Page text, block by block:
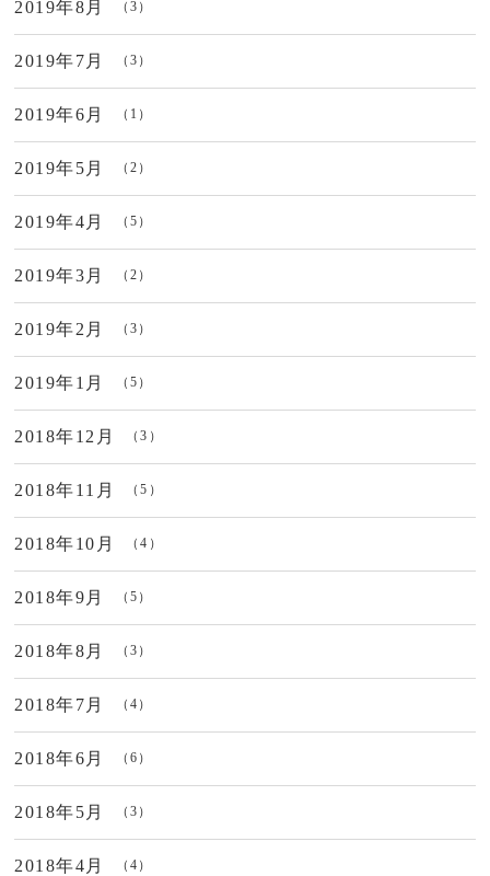
2019年8月 （3）
2019年7月 （3）
2019年6月 （1）
2019年5月 （2）
2019年4月 （5）
2019年3月 （2）
2019年2月 （3）
2019年1月 （5）
2018年12月 （3）
2018年11月 （5）
2018年10月 （4）
2018年9月 （5）
2018年8月 （3）
2018年7月 （4）
2018年6月 （6）
2018年5月 （3）
2018年4月 （4）